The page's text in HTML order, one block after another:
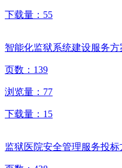
下载量： 55
智能化监狱系统建设服务方
页数： 139
浏览量： 77
下载量： 15
监狱医院安全管理服务投标